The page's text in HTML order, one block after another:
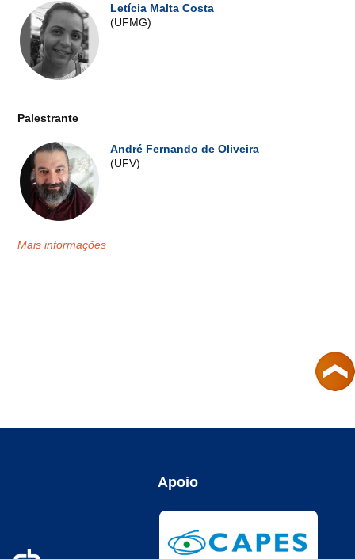
Letícia Malta Costa
(UFMG)
Palestrante
André Fernando de Oliveira
(UFV)
Mais informações
Apoio